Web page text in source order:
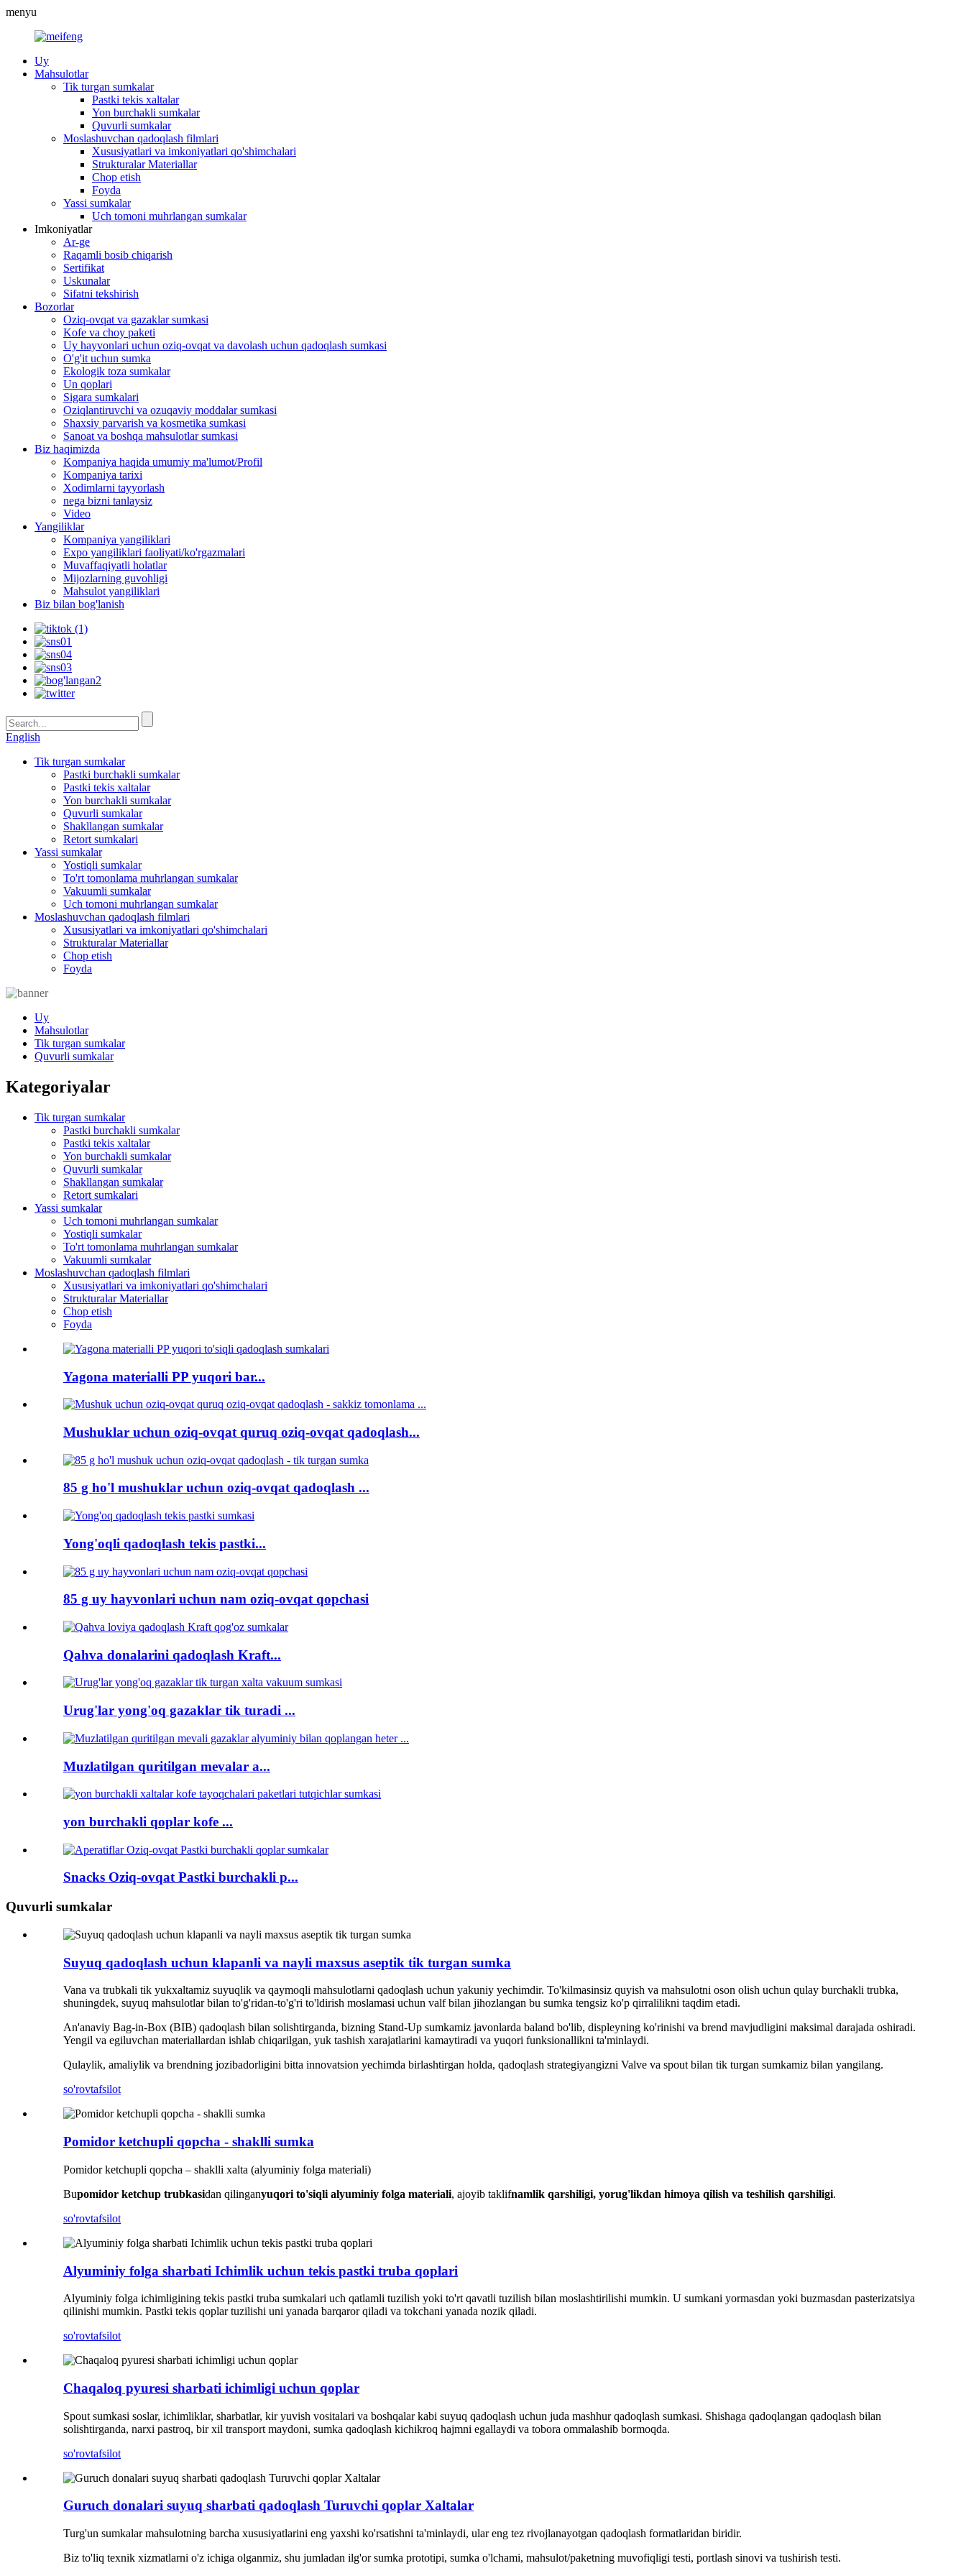
menyu
Uy
Mahsulotlar
Tik turgan sumkalar
Pastki tekis xaltalar
Yon burchakli sumkalar
Quvurli sumkalar
Moslashuvchan qadoqlash filmlari
Xususiyatlari va imkoniyatlari qo'shimchalari
Strukturalar Materiallar
Chop etish
Foyda
Yassi sumkalar
Uch tomoni muhrlangan sumkalar
Imkoniyatlar
Ar-ge
Raqamli bosib chiqarish
Sertifikat
Uskunalar
Sifatni tekshirish
Bozorlar
Oziq-ovqat va gazaklar sumkasi
Kofe va choy paketi
Uy hayvonlari uchun oziq-ovqat va davolash uchun qadoqlash sumkasi
O'g'it uchun sumka
Ekologik toza sumkalar
Un qoplari
Sigara sumkalari
Oziqlantiruvchi va ozuqaviy moddalar sumkasi
Shaxsiy parvarish va kosmetika sumkasi
Sanoat va boshqa mahsulotlar sumkasi
Biz haqimizda
Kompaniya haqida umumiy ma'lumot/Profil
Kompaniya tarixi
Xodimlarni tayyorlash
nega bizni tanlaysiz
Video
Yangiliklar
Kompaniya yangiliklari
Expo yangiliklari faoliyati/ko'rgazmalari
Muvaffaqiyatli holatlar
Mijozlarning guvohligi
Mahsulot yangiliklari
Biz bilan bog'lanish
English
Tik turgan sumkalar
Pastki burchakli sumkalar
Pastki tekis xaltalar
Yon burchakli sumkalar
Quvurli sumkalar
Shakllangan sumkalar
Retort sumkalari
Yassi sumkalar
Yostiqli sumkalar
To'rt tomonlama muhrlangan sumkalar
Vakuumli sumkalar
Uch tomoni muhrlangan sumkalar
Moslashuvchan qadoqlash filmlari
Xususiyatlari va imkoniyatlari qo'shimchalari
Strukturalar Materiallar
Chop etish
Foyda
Uy
Mahsulotlar
Tik turgan sumkalar
Quvurli sumkalar
Kategoriyalar
Tik turgan sumkalar
Pastki burchakli sumkalar
Pastki tekis xaltalar
Yon burchakli sumkalar
Quvurli sumkalar
Shakllangan sumkalar
Retort sumkalari
Yassi sumkalar
Uch tomoni muhrlangan sumkalar
Yostiqli sumkalar
To'rt tomonlama muhrlangan sumkalar
Vakuumli sumkalar
Moslashuvchan qadoqlash filmlari
Xususiyatlari va imkoniyatlari qo'shimchalari
Strukturalar Materiallar
Chop etish
Foyda
Yagona materialli PP yuqori bar...
Mushuklar uchun oziq-ovqat quruq oziq-ovqat qadoqlash...
85 g ho'l mushuklar uchun oziq-ovqat qadoqlash ...
Yong'oqli qadoqlash tekis pastki...
85 g uy hayvonlari uchun nam oziq-ovqat qopchasi
Qahva donalarini qadoqlash Kraft...
Urug'lar yong'oq gazaklar tik turadi ...
Muzlatilgan quritilgan mevalar a...
yon burchakli qoplar kofe ...
Snacks Oziq-ovqat Pastki burchakli p...
Quvurli sumkalar
Suyuq qadoqlash uchun klapanli va nayli maxsus aseptik tik turgan sumka
Vana va trubkali tik yukxaltamiz suyuqlik va qaymoqli mahsulotlarni qadoqlash uchun yakuniy yechimdir. To'kilmasinsiz quyish va mahsulotni oson olish uchun qulay burchakli trubka,
shuningdek, suyuq mahsulotlar bilan to'g'ridan-to'g'ri to'ldirish moslamasi uchun valf bilan jihozlangan bu sumka tengsiz ko'p qirralilikni taqdim etadi.
An'anaviy Bag-in-Box (BIB) qadoqlash bilan solishtirganda, bizning Stand-Up sumkamiz javonlarda baland bo'lib, displeyning ko'rinishi va brend mavjudligini maksimal darajada oshiradi.
Yengil va egiluvchan materiallardan ishlab chiqarilgan, yuk tashish xarajatlarini kamaytiradi va yuqori funksionallikni ta'minlaydi.
Qulaylik, amaliylik va brendning jozibadorligini bitta innovatsion yechimda birlashtirgan holda, qadoqlash strategiyangizni Valve va spout bilan tik turgan sumkamiz bilan yangilang.
so'rovtafsilot
Pomidor ketchupli qopcha - shaklli sumka
Pomidor ketchupli qopcha – shaklli xalta (alyuminiy folga materiali)
Bupomidor ketchup trubkasidan qilinganyuqori to'siqli alyuminiy folga materiali, ajoyib taklifnamlik qarshiligi, yorug'likdan himoya qilish va teshilish qarshiligi.
so'rovtafsilot
Alyuminiy folga sharbati Ichimlik uchun tekis pastki truba qoplari
Alyuminiy folga ichimligining tekis pastki truba sumkalari uch qatlamli tuzilish yoki to'rt qavatli tuzilish bilan moslashtirilishi mumkin. U sumkani yormasdan yoki buzmasdan pasterizatsiya
qilinishi mumkin. Pastki tekis qoplar tuzilishi uni yanada barqaror qiladi va tokchani yanada nozik qiladi.
so'rovtafsilot
Chaqaloq pyuresi sharbati ichimligi uchun qoplar
Spout sumkasi soslar, ichimliklar, sharbatlar, kir yuvish vositalari va boshqalar kabi suyuq qadoqlash uchun juda mashhur qadoqlash sumkasi. Shishaga qadoqlangan qadoqlash bilan
solishtirganda, narxi pastroq, bir xil transport maydoni, sumka qadoqlash kichikroq hajmni egallaydi va tobora ommalashib bormoqda.
so'rovtafsilot
Guruch donalari suyuq sharbati qadoqlash Turuvchi qoplar Xaltalar
Turg'un sumkalar mahsulotning barcha xususiyatlarini eng yaxshi ko'rsatishni ta'minlaydi, ular eng tez rivojlanayotgan qadoqlash formatlaridan biridir.
Biz to'liq texnik xizmatlarni o'z ichiga olganmiz, shu jumladan ilg'or sumka prototipi, sumka o'lchami, mahsulot/paketning muvofiqligi testi, portlash sinovi va tushirish testi.